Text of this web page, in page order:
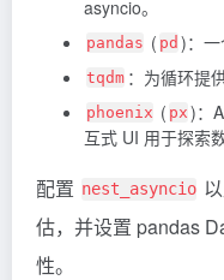
asyncio。
pandas ( pd )：一
tqdm ：为循环提
phoenix ( px )：
互式 UI 用于探索
配置 nest_asyncio
估，并设置 pandas
性。